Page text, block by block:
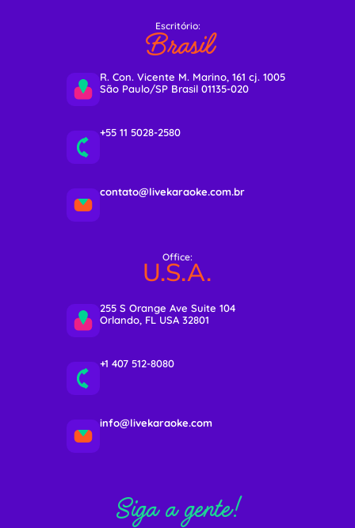
Escritório:
Brasil
R. Con. Vicente M. Marino, 161 cj. 1005
São Paulo/SP Brasil 01135-020
+55 11 5028-2580
contato@livekaraoke.com.br
Office:
U.S.A.
255 S Orange Ave Suite 104
Orlando, FL USA 32801
+1 407 512-8080
info@livekaraoke.com
Siga a gente!